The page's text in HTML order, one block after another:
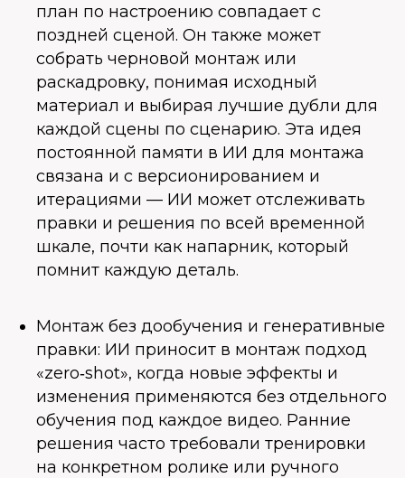
план по настроению совпадает с
поздней сценой. Он также может
собрать черновой монтаж или
раскадровку, понимая исходный
материал и выбирая лучшие дубли для
каждой сцены по сценарию. Эта идея
постоянной памяти в ИИ для монтажа
связана и с версионированием и
итерациями — ИИ может отслеживать
правки и решения по всей временной
шкале, почти как напарник, который
помнит каждую деталь.
Монтаж без дообучения и генеративные
правки: ИИ приносит в монтаж подход
«zero‑shot», когда новые эффекты и
изменения применяются без отдельного
обучения под каждое видео. Ранние
решения часто требовали тренировки
на конкретном ролике или ручного